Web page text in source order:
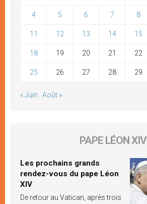
4 5 6 7 8
11 12 13 14 15
18 19 20 21 22
25 26 27 28 29
« Juin Août »
PAPE LÉON XIV
Les prochains grands
rendez-vous du pape Léon
XIV
De retour au Vatican, après trois